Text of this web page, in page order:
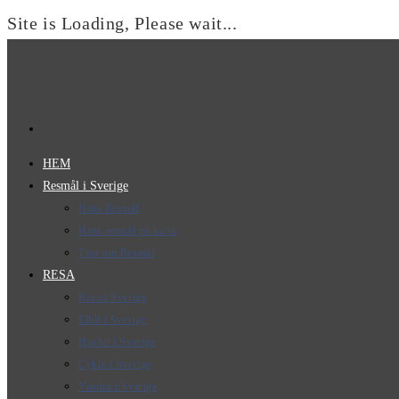
Site is Loading, Please wait...
HEM
Resmål i Sverige
Hitta Resmål
Hitta resmål på karta
Tips om Resmål
RESA
Resa i Sverige
Elbil i Sverige
Husbil i Sverige
Cykla i Sverige
Vandra i Sverige